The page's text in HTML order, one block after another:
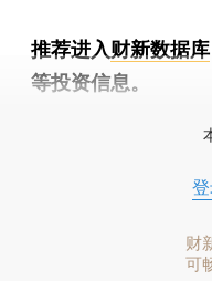
推荐进入财新数据库
等投资信息。
财
可